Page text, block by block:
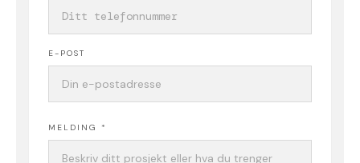
E-POST
MELDING *